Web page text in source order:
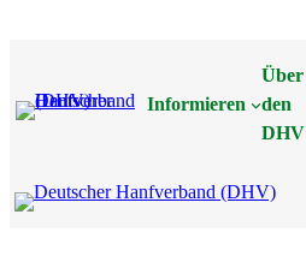
Informieren
Über
den
DHV